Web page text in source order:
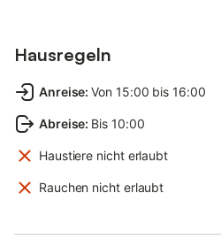
Hausregeln
Anreise: Von 15:00 bis 16:00
Abreise: Bis 10:00
Haustiere nicht erlaubt
Rauchen nicht erlaubt